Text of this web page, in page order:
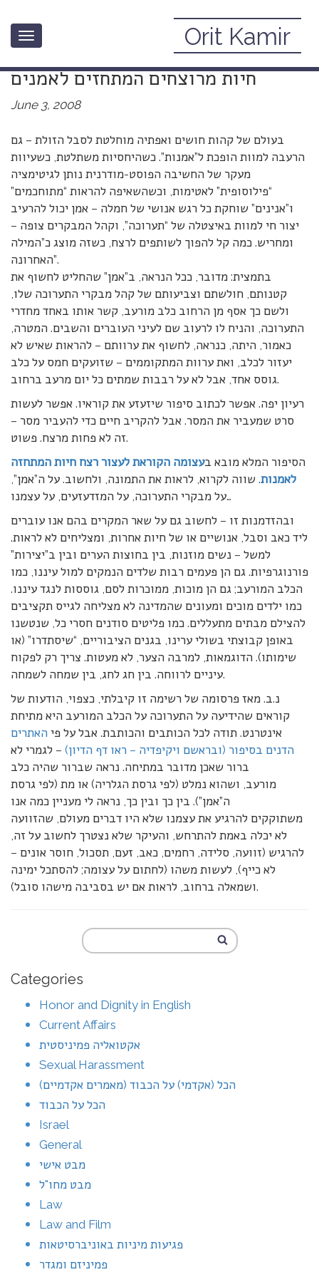
Toggle
Orit Kamir
דוגמת קצה לסכנת האטימות, או:להציל
חיות מרוצחים המתחזים לאמנים
June 3, 2008
בעולם של קהות חושים ואפתיה מוחלטת לסבל הזולת – גם
הרעבה למוות הופכת ל”אמנות”. כשהיחסיות משתלטת, כשעיוות
מעקר של החשיבה הפוסט-מודרנית נותן לגיטימציה
“פילוסופית” לאטימות, וכשהשאיפה להראות “מתוחכמים”
ו”אנינים” שוחקת כל רגש אנושי של חמלה – אמן יכול להרעיב
יצור חי למוות באיצטלה של “תערוכה”, וקהל המבקרים צופה –
ומחריש. כמה קל להפוך לשותפים לרצח, כשזה מוצג כ”המילה
האחרונה”.
בתמצית: מדובר, ככל הנראה, ב”אמן” שהחליט לחשוף את
קטנותם, חולשתם וצביעותם של קהל מבקרי התערוכה שלו,
ולשם כך אסף מן הרחוב כלב מורעב, קשר אותו באחד מחדרי
התערוכה, והניח לו לרעוב שם לעיני העוברים והשבים. המטרה,
כאמור, היתה, כנראה, לחשוף את ערוותם – להראות שאיש לא
יעזור לכלב, ואת ערוות המתקוממים – שזועקים חמס על כלב
גוסס אחד, אבל לא על רבבות שמתים כל יום מרעב ברחוב.
רעיון יפה. אפשר לכתוב סיפור שיזעזע את קוראיו. אפשר לעשות
סרט שמעביר את המסר. אבל להקריב חיים כדי להעביר מסר –
זה לא פחות מרצח. פשוט.
הסיפור המלא מובא בעצומה הקוראת לעצור רצח חיות המתחזה
לאמנות. שווה לקרוא, לראות את התמונה, ולחשוב. על ה”אמן”,
על מבקרי התערוכה, על המזדעזעים, על עצמנו…
ובהזדמנות זו – לחשוב גם על שאר המקרים בהם אנו עוברים
ליד כאב וסבל, אנושיים או של חיות אחרות, ומצליחים לא לראות.
למשל – נשים מוזנות, בין בחוצות הערים ובין ב”יצירות”
פורנוגרפיות. גם הן פעמים רבות שלדים הנמקים למול עיננו, כמו
הכלב המורעב; גם הן מוכות, ממוכרות לסם, גוססות לנגד עיננו.
כמו ילדים מוכים ומעונים שהמדינה לא מצליחה לגייס תקציבים
להצילם מבתים מתעללים. כמו פליטים סודנים חסרי כל, שנטשנו
באופן קבוצתי בשולי ערינו, בגנים הציבוריים, “שיסתדרו” (או
שימותו). הדוגמאות, למרבה הצער, לא מעטות. צריך רק לפקוח
עיניים לרווחה. בין חג לחג, בין שמחה לשמחה.
נ.ב. מאז פרסומה של רשימה זו קיבלתי, כצפוי, הודעות של
קוראים שהידיעה על התערוכה על הכלב המורעב היא מתיחת
אינטרנט. תודה לכל הכותבים והכותבת. אבל על פי האתרים
הדנים בסיפור (ובראשם ויקיפדיה – ראו דף הדיון) – לגמרי לא
ברור שאכן מדובר במתיחה. נראה שברור שהיה כלב
מורעב, ושהוא נמלט (לפי גרסת הגלריה) או מת (לפי גרסת
ה”אמן”). בין כך ובין כך, נראה לי מעניין כמה אנו
משתוקקים להרגיע את עצמנו שלא היו דברים מעולם, שהזוועה
לא יכלה באמת להתרחש, והעיקר שלא נצטרך לחשוב על זה,
להרגיש (זוועה, סלידה, רחמים, כאב, זעם, תסכול, חוסר אונים –
לא כייף), לעשות משהו (לחתום על עצומה; להסתכל ימינה
ושמאלה ברחוב, לראות אם יש בסביבה מישהו סובל).
Categories
Honor and Dignity in English
Current Affairs
אקטואליה פמיניסטית
Sexual Harassment
הכל (אקדמי) על הכבוד (מאמרים אקדמיים)
הכל על הכבוד
Israel
General
מבט אישי
מבט מחו"ל
Law
Law and Film
פגיעות מיניות באוניברסיטאות
פמיניזם ומגדר